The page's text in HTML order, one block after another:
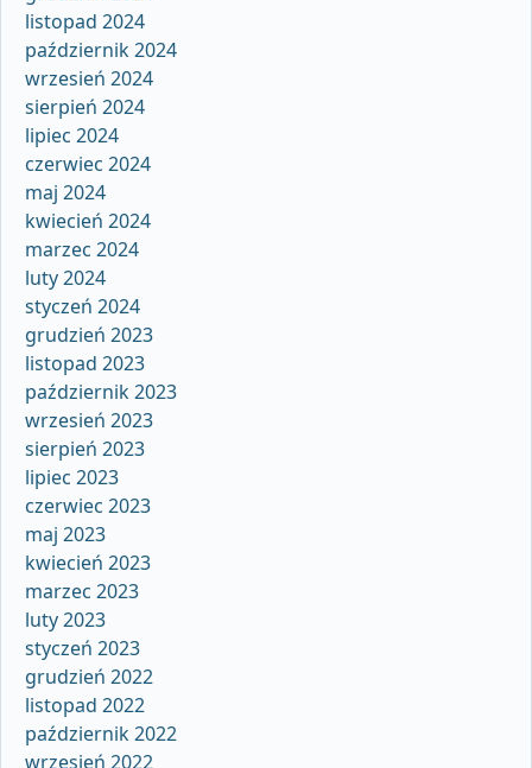
listopad 2024
październik 2024
wrzesień 2024
sierpień 2024
lipiec 2024
czerwiec 2024
maj 2024
kwiecień 2024
marzec 2024
luty 2024
styczeń 2024
grudzień 2023
listopad 2023
październik 2023
wrzesień 2023
sierpień 2023
lipiec 2023
czerwiec 2023
maj 2023
kwiecień 2023
marzec 2023
luty 2023
styczeń 2023
grudzień 2022
listopad 2022
październik 2022
wrzesień 2022